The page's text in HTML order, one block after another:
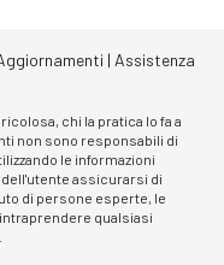
| Assistenza
chi la pratica lo fa a
non sono responsabili di
le informazioni
assicurarsi di
di persone esperte, le
qualsiasi